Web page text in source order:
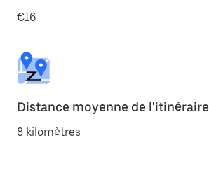
€16
Distance moyenne de l'itinéraire
8 kilomètres